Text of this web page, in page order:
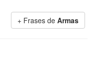
+ Frases de Armas